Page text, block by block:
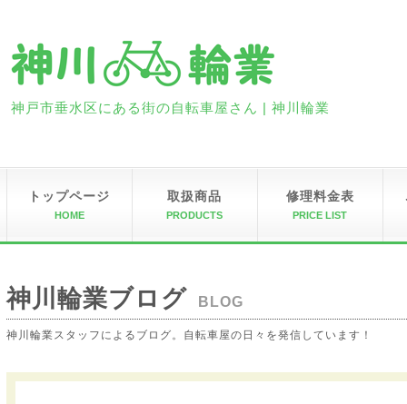
神戸市垂水区にある街の自転車屋さん | 神川輪業
トップページ
HOME
取扱商品
PRODUCTS
修理料金表
PRICE LIST
神川輪業ブログ BLOG
神川輪業スタッフによるブログ。自転車屋の日々を発信しています！